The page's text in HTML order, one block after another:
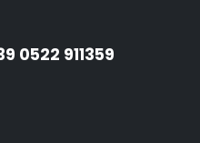
0522 911359